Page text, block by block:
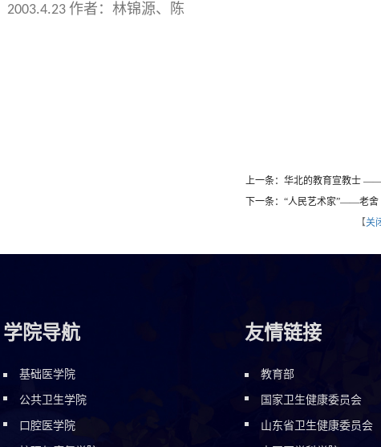
2003.4.23 作者：林锦源、陈
上一条：华北的教育宣教士
下一条：“人民艺术家”——老舍
【关
学院导航
基础医学院
公共卫生学院
口腔医学院
友情链接
教育部
国家卫生健康委员会
山东省卫生健康委员会